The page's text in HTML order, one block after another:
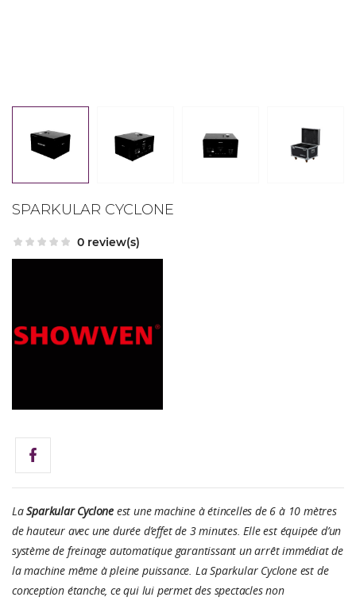
SPARKULAR CYCLONE
0 review(s)
LaSparkular Cyclone est une machine à étincelles de 6 à 10 mètres
de hauteur avec une durée d’effet de 3 minutes. Elle est équipée d’un
système de freinage automatique garantissant un arrêt immédiat de
la machine même à pleine puissance. La Sparkular Cyclone est de
conception étanche, ce qui lui permet des spectacles non